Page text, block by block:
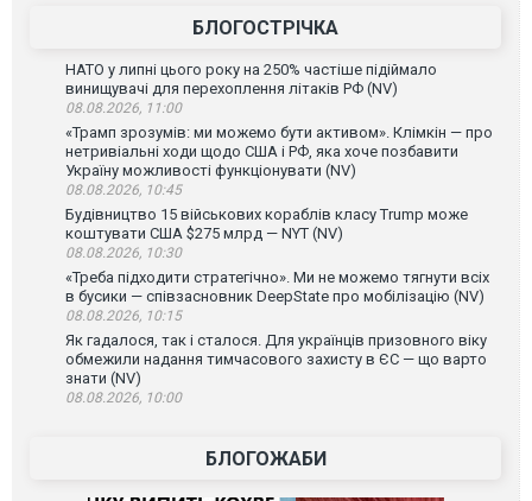
БЛОГОСТРІЧКА
НАТО у липні цього року на 250% частіше підіймало
винищувачі для перехоплення літаків РФ (NV)
08.08.2026, 11:00
«Трамп зрозумів: ми можемо бути активом». Клімкін — про
нетривіальні ходи щодо США і РФ, яка хоче позбавити
Україну можливості функціонувати (NV)
08.08.2026, 10:45
Будівництво 15 військових кораблів класу Trump може
коштувати США $275 млрд — NYT (NV)
08.08.2026, 10:30
«Треба підходити стратегічно». Ми не можемо тягнути всіх
в бусики — співзасновник DeepState про мобілізацію (NV)
08.08.2026, 10:15
Як гадалося, так і сталося. Для українців призовного віку
обмежили надання тимчасового захисту в ЄС — що варто
знати (NV)
08.08.2026, 10:00
БЛОГОЖАБИ